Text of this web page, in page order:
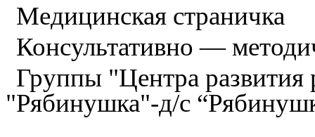
Медицинская страничка
Консультативно —
Группы "Центра развития
"Рябинушка"-д/с